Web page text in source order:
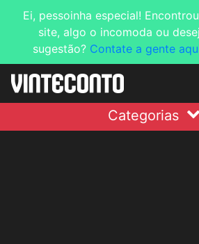
Ei, pessoinha especial!
site, algo o incomoda ou
sugestão? Contate a gente
Categorias